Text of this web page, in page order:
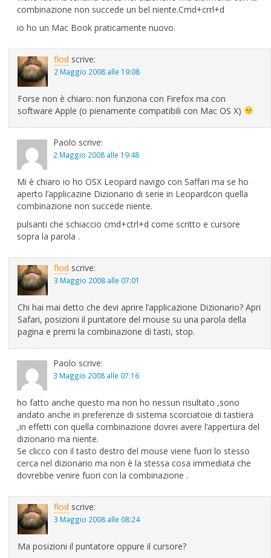
combinazione non succede un bel niente.Cmd+crrl+d
io ho un Mac Book praticamente nuovo.
flod scrive:
2 Maggio 2008 alle 19:08
Forse non è chiaro: non funziona con Firefox ma con
software Apple (o pienamente compatibili con Mac OS X)
Paolo scrive:
2 Maggio 2008 alle 19:48
Mi è chiaro io ho OSX Leopard navigo con Saffari ma se ho
aperto l’applicazine Dizionario di serie in Leopardcon quella
combinazione non succede niente.
pulsanti che schiaccio cmd+ctrl+d come scritto e cursore
sopra la parola .
flod scrive:
3 Maggio 2008 alle 07:01
Chi hai mai detto che devi aprire l’applicazione Dizionario? Apri
Safari, posizioni il puntatore del mouse su una parola della
pagina e premi la combinazione di tasti, stop.
Paolo scrive:
3 Maggio 2008 alle 07:16
ho fatto anche questo ma non ho nessun risultato ,sono
andato anche in preferenze di sistema scorciatoie di tastiera
,in effetti con quella combinazione dovrei avere l’appertura del
dizionario ma niente.
Se clicco con il tasto destro del mouse viene fuori lo stesso
cerca nel dizionario ma non è la stessa cosa immediata che
dovrebbe venire fuori con la combinazione .
flod scrive:
3 Maggio 2008 alle 08:24
Ma posizioni il puntatore oppure il cursore?